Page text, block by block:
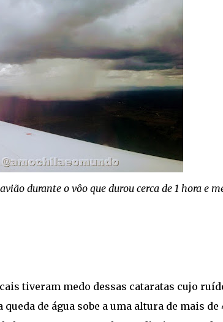
durante o vôo que durou cerca de 1 hora e
tiveram medo dessas cataratas cujo
de água sobe a uma altura de mais